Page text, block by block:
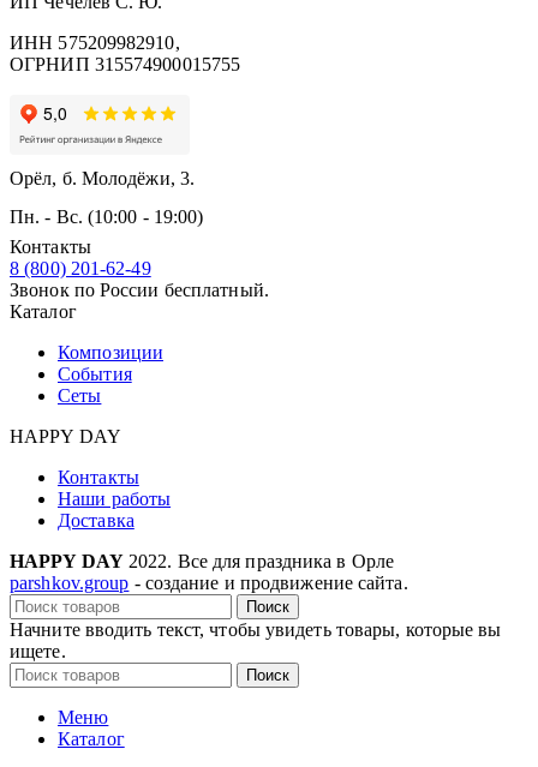
ИНН 575209982910,
ОГРНИП 315574900015755
Орёл, б. Молодёжи, 3.
Пн. - Вс. (10:00 - 19:00)
Контакты
8 (800) 201-62-49
Звонок по России бесплатный.
Каталог
Композиции
События
Сеты
HAPPY DAY
Контакты
Наши работы
Доставка
HAPPY DAY 2022. Все для праздника в Орле
parshkov.group - создание и продвижение сайта.
Поиск
Начните вводить текст, чтобы увидеть товары, которые вы
ищете.
Поиск
Меню
Каталог